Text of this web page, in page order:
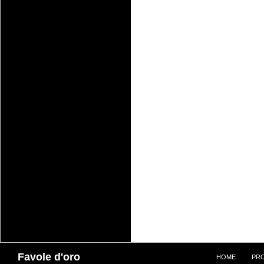
Favole d'oro HOME